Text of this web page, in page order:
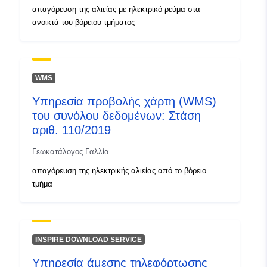
απαγόρευση της αλιείας με ηλεκτρικό ρεύμα στα
ανοικτά του βόρειου τμήματος
WMS
Υπηρεσία προβολής χάρτη (WMS)
του συνόλου δεδομένων: Στάση
αριθ. 110/2019
Γεωκατάλογος Γαλλία
απαγόρευση της ηλεκτρικής αλιείας από το βόρειο
τμήμα
INSPIRE DOWNLOAD SERVICE
Υπηρεσία άμεσης τηλεφόρτωσης